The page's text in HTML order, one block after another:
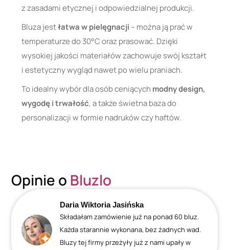
z zasadami etycznej i odpowiedzialnej produkcji.
Bluza jestłatwa w pielęgnacji – można ją prać w
temperaturze do 30°C oraz prasować. Dzięki
wysokiej jakości materiałów zachowuje swój kształt
i estetyczny wygląd nawet po wielu praniach.
To idealny wybór dla osób ceniących modny design,
wygodę i trwałość, a także świetna baza do
personalizacji w formie nadruków czy haftów.
Opinie o Bluzlo
Daria Wiktoria Jasińska
Składałam zamówienie już na ponad 60 bluz.
Każda starannie wykonana, bez żadnych wad.
Bluzy tej firmy przeżyły już z nami upały w